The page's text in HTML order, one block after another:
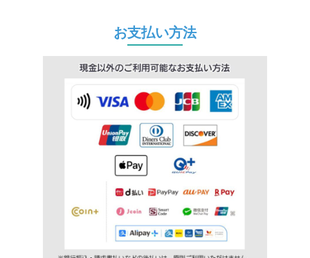
お支払い方法